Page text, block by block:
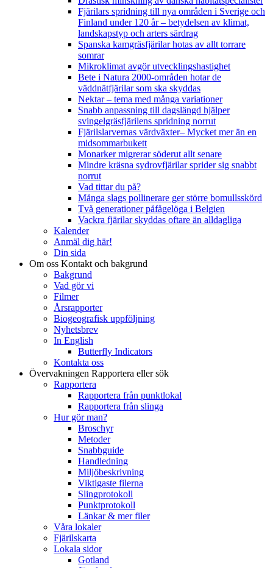
Fjärilars spridning till nya områden i Sverige och
Finland under 120 år– betydelsen av klimat,
landskapstyp och arters särdrag
Spanska kamgräsfjärilar hotas av allt torrare
somrar
Mikroklimat avgör utvecklingshastighet
Bete i Natura 2000-områden hotar de
väddnätfjärilar som ska skyddas
Nektar – tema med många variationer
Snabb anpassning till dagslängd hjälper
svingelgräsfjärilens spridning norrut
Fjärilslarvernas värdväxter– Mycket mer än en
midsommarbukett
Monarker migrerar söderut allt senare
Mindre kräsna sydrovfjärilar sprider sig snabbt
norrut
Vad tittar du på?
Många slags pollinerare ger större bomullsskörd
Två generationer påfågelöga i Belgien
Vackra fjärilar skyddas oftare än alldagliga
Kalender
Anmäl dig här!
Din sida
Om oss Kontakt och bakgrund
Bakgrund
Vad gör vi
Filmer
Årsrapporter
Biogeografisk uppföljning
Nyhetsbrev
In English
Butterfly Indicators
Kontakta oss
Övervakningen Rapportera eller sök
Rapportera
Rapportera från punktlokal
Rapportera från slinga
Hur gör man?
Broschyr
Metoder
Snabbguide
Handledning
Miljöbeskrivning
Viktigaste filerna
Slingprotokoll
Punktprotokoll
Länkar & mer filer
Våra lokaler
Fjärilskarta
Lokala sidor
Gotland